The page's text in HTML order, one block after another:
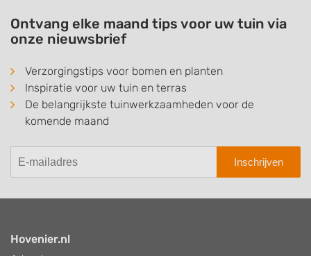
Ontvang elke maand tips voor uw tuin via
onze nieuwsbrief
Verzorgingstips voor bomen en planten
Inspiratie voor uw tuin en terras
De belangrijkste tuinwerkzaamheden voor de
komende maand
Inschrijven
Hovenier.nl